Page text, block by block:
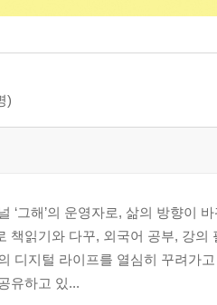
)
‘그해’의 운영자로, 삶의 방향이
책읽기와 다꾸, 외국어 공부, 강
디지털 라이프를 열심히 꾸려가
유하고 있...